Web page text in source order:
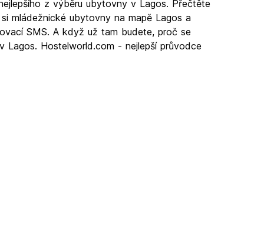
z výběru ubytovny v Lagos. Přečtěte
mládežnické ubytovny na mapě Lagos a
SMS. A když už tam budete, proč se
Hostelworld.com - nejlepší průvodce